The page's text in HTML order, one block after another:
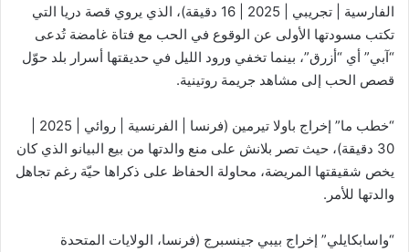
الفارسية | تجريبي | 2025 | 16 دقيقة)، الذي يروي قصة دريا التي
تكتب مسودتها الأولى عن الوقوع في الحب مع فتاة غامضة تُدعى
“آبي” أي “أزرق”، بينما تخفي ورود الليل في حديقتها أسرار بلد حوّل
قصص الحب إلى مشاهد جريمة روتينية.
30 دقيقة)، حيث تصر بلانش على منع والدتها من بيع البيانو الذي كان
يخص شقيقتها المريضة، محاولة الحفاظ على ذكراها حيّة رغم تجاهل
والدتها للأمر.
“واسابكايلي” إخراج بيبي جينسبرج (فرنسا، الولايات المتحدة